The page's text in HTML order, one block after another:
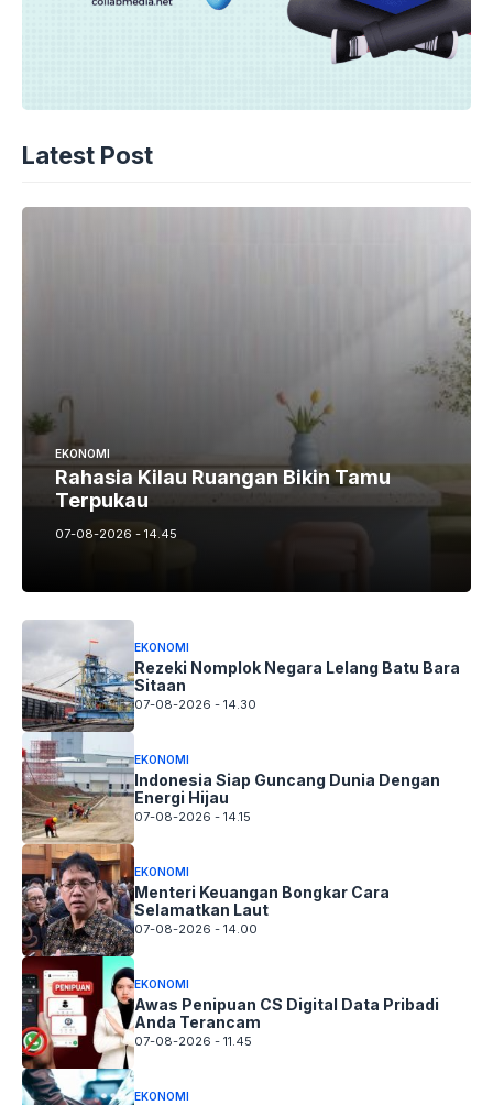
Latest Post
EKONOMI
Rahasia Kilau Ruangan Bikin Tamu
Terpukau
07-08-2026 - 14.45
EKONOMI
Rezeki Nomplok Negara Lelang Batu Bara
Sitaan
07-08-2026 - 14.30
EKONOMI
Indonesia Siap Guncang Dunia Dengan
Energi Hijau
07-08-2026 - 14.15
EKONOMI
Menteri Keuangan Bongkar Cara
Selamatkan Laut
07-08-2026 - 14.00
EKONOMI
Awas Penipuan CS Digital Data Pribadi
Anda Terancam
07-08-2026 - 11.45
EKONOMI